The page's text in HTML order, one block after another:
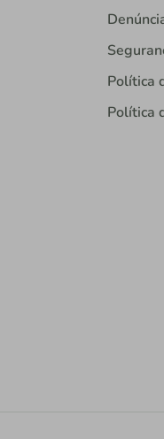
Política
Política